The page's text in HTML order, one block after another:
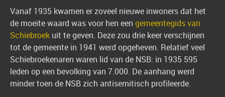
Vanaf 1935 kwamen er zoveel nieuwe inwoners dat het
de moeite waard was voor hen een gemeentegids van
Schiebroek uit te geven. Deze zou drie keer verschijnen
tot de gemeente in 1941 werd opgeheven. Relatief veel
Schiebroekenaren waren lid van de NSB: in 1935 595
leden op een bevolking van 7.000. De aanhang werd
minder toen de NSB zich antisemitisch profileerde.